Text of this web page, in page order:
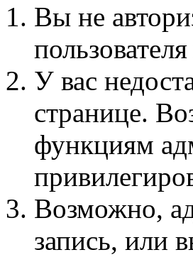
Вы не
У вас
странице.
функциям
Возможно,
запись, или